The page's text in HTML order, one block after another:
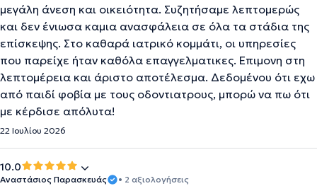
μεγάλη άνεση και οικειότητα. Συζητήσαμε λεπτομερώς
και δεν ένιωσα καμια ανασφάλεια σε όλα τα στάδια της
επίσκεψης. Στο καθαρά ιατρικό κομμάτι, οι υπηρεσίες
που παρείχε ήταν καθόλα επαγγελματικες. Επιμονη στη
λεπτομέρεια και άριστο αποτέλεσμα. Δεδομένου ότι εχω
από παιδί φοβία με τους οδοντιατρους, μπορώ να πω ότι
με κέρδισε απόλυτα!
22 Ιουλίου 2026
10.0
Αναστάσιος Παρασκευάς • 2 αξιολογήσεις